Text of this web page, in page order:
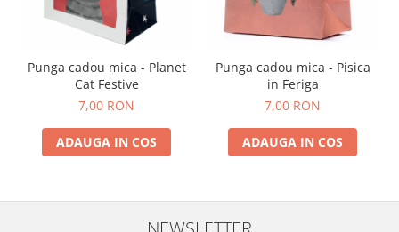
Punga cadou mica - Planet
Cat Festive
7,00 RON
ADAUGA IN COS
Punga cadou mica - Pisica
in Feriga
7,00 RON
ADAUGA IN COS